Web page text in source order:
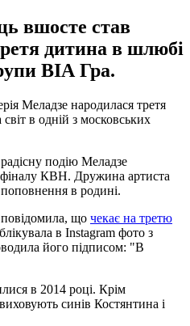
вшосте став
дитина в шлюбі
ВІА Гра.
Меладзе народилася третя
в одній з московських
подію Меладзе
КВН. Дружина артиста
в родині.
повідомила, що чекає на третю
в Instagram фото з
його підписом: "В
в 2014 році. Крім
синів Костянтина і